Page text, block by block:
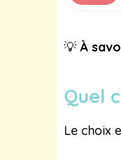
💡 À
Quel
Le choix